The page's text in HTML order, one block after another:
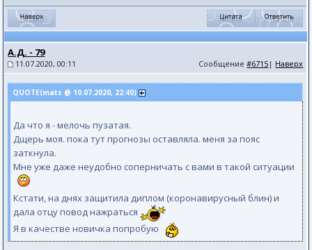
А.Д. - 79
11.07.2020, 00:11 Сообщение#6715 | Наверх
QUOTE(mats @ 10.07.2020, 22:40)
Да что я - мелочь пузатая.
Дщерь моя. пока тут прогнозы оставляла. меня за пояс
заткнула.
Мне уже даже неудобно соперничать с вами в такой ситуации
Кстати, на днях защитила диплом (коронавирусный блин) и
дала отцу повод нажраться
Я в качестве новичка попробую